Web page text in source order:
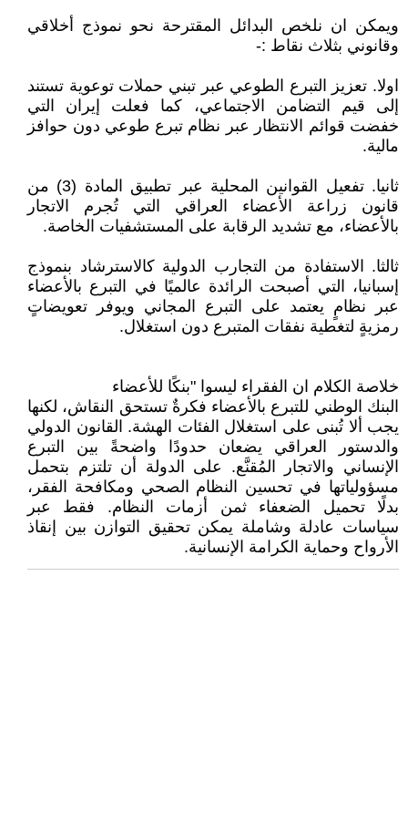
ويمكن ان نلخص البدائل المقترحة نحو نموذج أخلاقي
وقانوني بثلاث نقاط :-
اولا. تعزيز التبرع الطوعي عبر تبني حملات توعوية تستند
إلى قيم التضامن الاجتماعي، كما فعلت إيران التي
خفضت قوائم الانتظار عبر نظام تبرع طوعي دون حوافز
مالية.
ثانيا. تفعيل القوانين المحلية عبر تطبيق المادة (3) من
قانون زراعة الأعضاء العراقي التي تُجرم الاتجار
بالأعضاء، مع تشديد الرقابة على المستشفيات الخاصة.
ثالثا. الاستفادة من التجارب الدولية كالاسترشاد بنموذج
إسبانيا، التي أصبحت الرائدة عالميًا في التبرع بالأعضاء
عبر نظامٍ يعتمد على التبرع المجاني ويوفر تعويضاتٍ
رمزيةٍ لتغطية نفقات المتبرع دون استغلال.
خلاصة الكلام ان الفقراء ليسوا "بنكًا للأعضاء
البنك الوطني للتبرع بالأعضاء فكرةٌ تستحق النقاش، لكنها
يجب ألا تُبنى على استغلال الفئات الهشة. القانون الدولي
والدستور العراقي يضعان حدودًا واضحةً بين التبرع
الإنساني والاتجار المُقنَّع. على الدولة أن تلتزم بتحمل
مسؤولياتها في تحسين النظام الصحي ومكافحة الفقر،
بدلًا تحميل الضعفاء ثمن أزمات النظام. فقط عبر
سياسات عادلة وشاملة يمكن تحقيق التوازن بين إنقاذ
الأرواح وحماية الكرامة الإنسانية.